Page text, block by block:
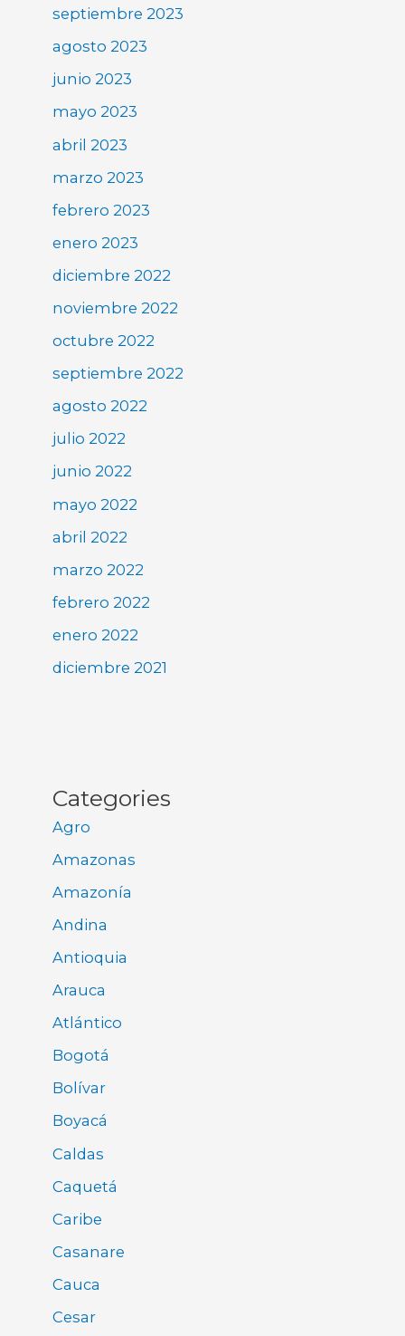
septiembre 2023
agosto 2023
junio 2023
mayo 2023
abril 2023
marzo 2023
febrero 2023
enero 2023
diciembre 2022
noviembre 2022
octubre 2022
septiembre 2022
agosto 2022
julio 2022
junio 2022
mayo 2022
abril 2022
marzo 2022
febrero 2022
enero 2022
diciembre 2021
Categories
Agro
Amazonas
Amazonía
Andina
Antioquia
Arauca
Atlántico
Bogotá
Bolívar
Boyacá
Caldas
Caquetá
Caribe
Casanare
Cauca
Cesar